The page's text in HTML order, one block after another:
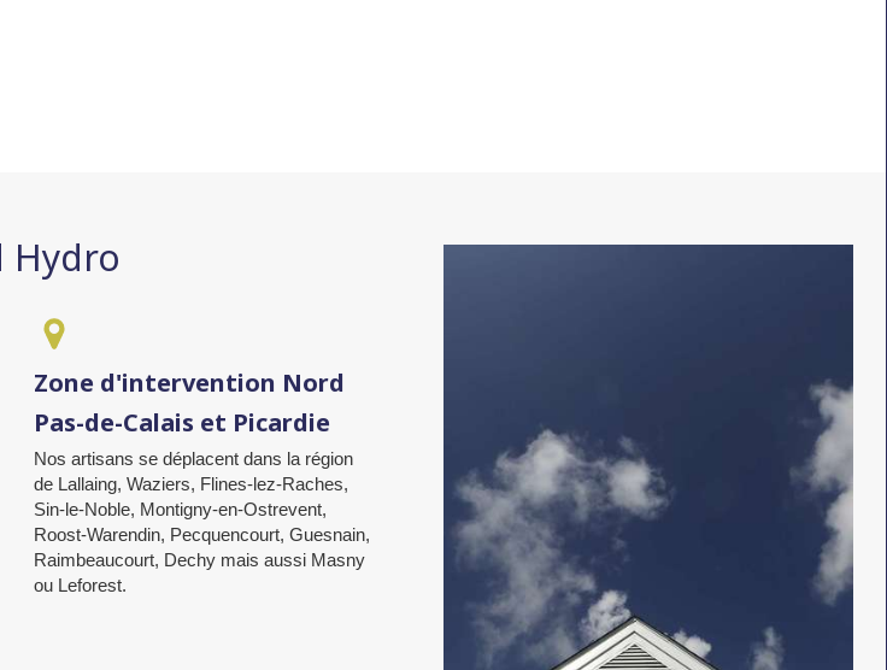
Hydro
Zone d'intervention Nord
Pas-de-Calais et Picardie
Nos artisans se déplacent dans la région
de Lallaing, Waziers, Flines-lez-Raches,
Sin-le-Noble, Montigny-en-Ostrevent,
Roost-Warendin, Pecquencourt, Guesnain,
Raimbeaucourt, Dechy mais aussi Masny
ou Leforest.